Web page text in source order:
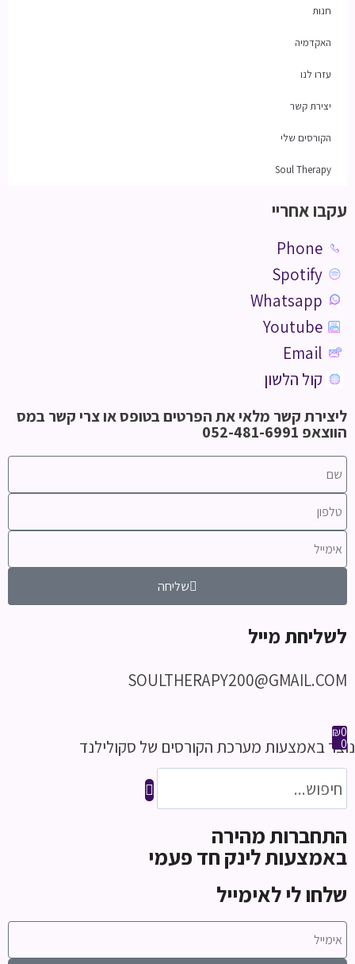
חנות
האקדמיה
עזרו לנו
יצירת קשר
הקורסים שלי
Soul Therapy
עקבו אחריי
Phone
Spotify
Whatsapp
Youtube
Email
קול הלשון
ליצירת קשר מלאי את הפרטים בטופס או צרי קשר במס
הווצאפ 052-481-6991
שליחה
לשליחת מייל
SOULTHERAPY200@GMAIL.COM
₪0
0
נוצר באמצעות מערכת הקורסים של סקולילנד
התחברות מהירה
באמצעות לינק חד פעמי
שלחו לי לאימייל